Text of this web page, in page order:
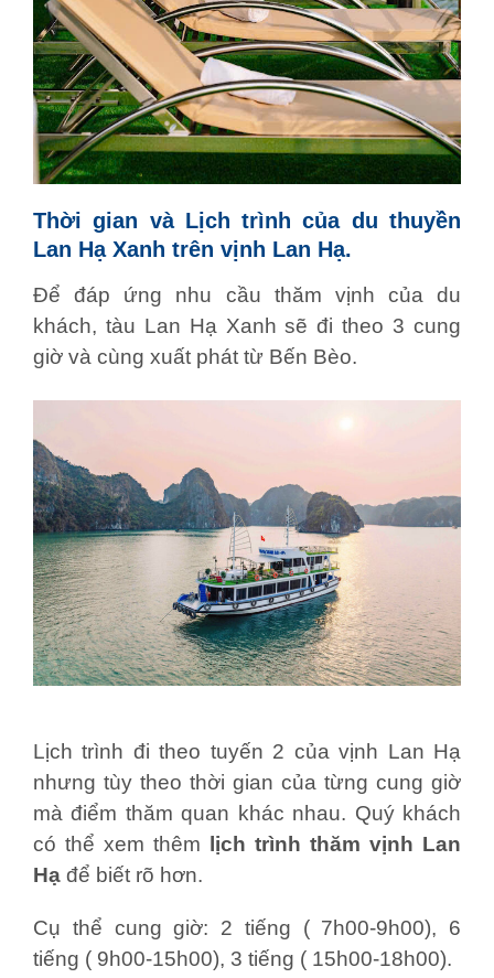
Thời gian và Lịch trình của du thuyền
Lan Hạ Xanh trên vịnh Lan Hạ.
Để đáp ứng nhu cầu thăm vịnh của du
khách, tàu Lan Hạ Xanh sẽ đi theo 3 cung
giờ và cùng xuất phát từ Bến Bèo.
Lịch trình đi theo tuyến 2 của vịnh Lan Hạ
nhưng tùy theo thời gian của từng cung giờ
mà điểm thăm quan khác nhau. Quý khách
có thể xem thêm lịch trình thăm vịnh Lan
Hạ để biết rõ hơn.
Cụ thể cung giờ: 2 tiếng ( 7h00-9h00), 6
tiếng ( 9h00-15h00), 3 tiếng ( 15h00-18h00).